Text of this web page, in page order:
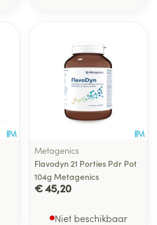
Metagenics
Flavodyn 21 Porties Pdr Pot
104g Metagenics
€ 45,20
Niet beschikbaar